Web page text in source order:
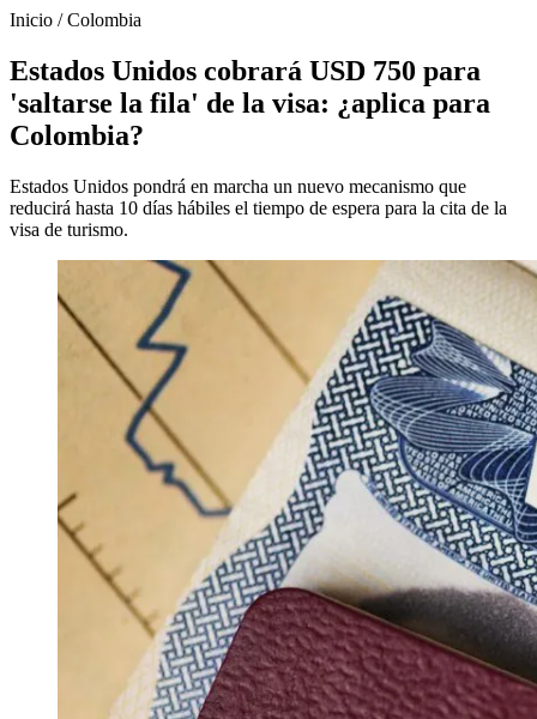
Inicio /Colombia
Estados Unidos cobrará USD 750 para
'saltarse la fila' de la visa: ¿aplica para
Colombia?
Estados Unidos pondrá en marcha un nuevo mecanismo que
reducirá hasta 10 días hábiles el tiempo de espera para la cita de la
visa de turismo.